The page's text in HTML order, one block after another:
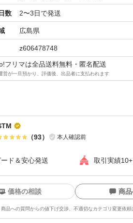
数 2〜3日で発送
広島県
z606478748
フリマは全品送料無料・匿名配送
営が一旦預かり、評価後、出品者に支払われます
（93） 本人確認前
ード＆安心発送 取引実績10+
価格の相談 商
商品への質問からの値下げ交渉、不適切なカテゴリ変更依頼